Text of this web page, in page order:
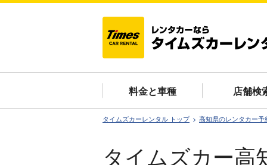
料金と車種 店舗検
タイムズカーレンタル トップ 高知県のレンタカー予
タイムズカー高